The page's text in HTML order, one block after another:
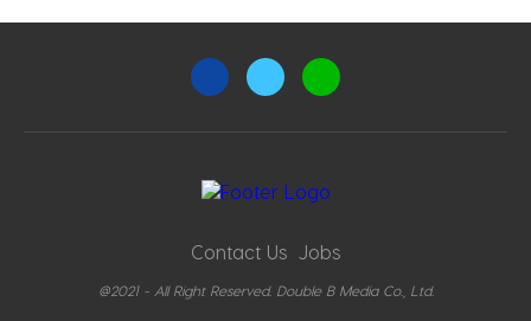
Contact Us Jobs
@2021 - All Right Reserved. Double B Media Co., Ltd.